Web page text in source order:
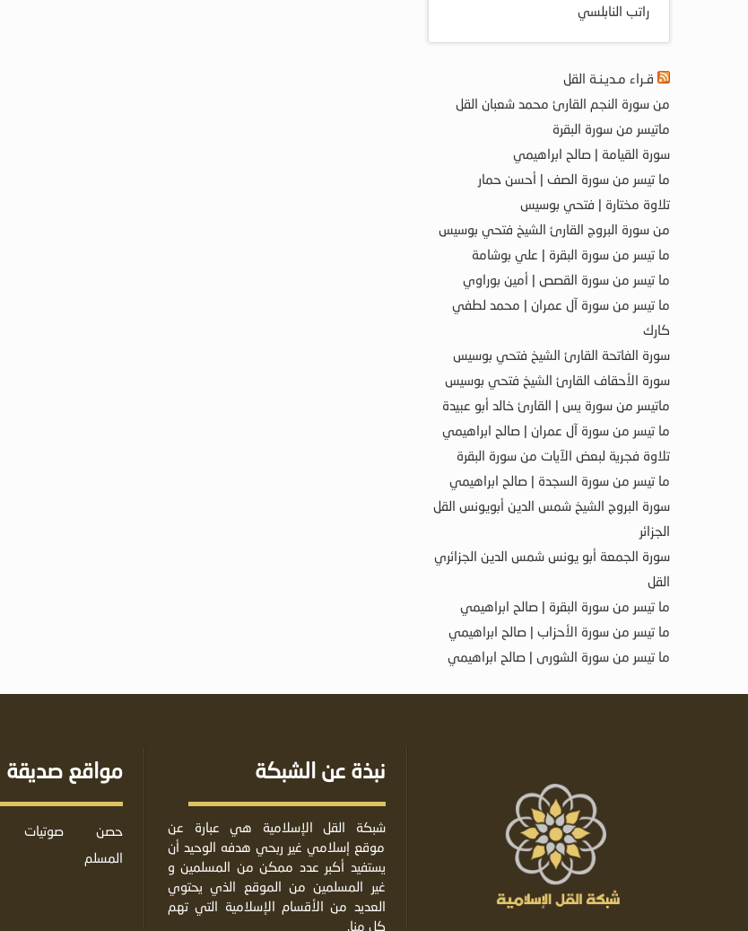
راتب النابلسي
قـراء مـديـنـة القل
من سورة النجم القارئ محمد شعبان القل
ماتيسر من سورة البقرة
سورة القيامة | صالح ابراهيمي
ما تيسر من سورة الصف | أحسن حمار
تلاوة مختارة | فتحي بوسيس
من سورة البروج القارئ الشيخ فتحي بوسيس
ما تيسر من سورة البقرة | علي بوشامة
ما تيسر من سورة القصص | أمين بوراوي
ما تيسر من سورة آل عمران | محمد لطفي
كارك
سورة الفاتحة القارئ الشيخ فتحي بوسيس
سورة الأحقاف القارئ الشيخ فتحي بوسيس
ماتيسر من سورة يس | القارئ خالد أبو عبيدة
ما تيسر من سورة آل عمران | صالح ابراهيمي
تلاوة فجرية لبعض الآيات من سورة البقرة
ما تيسر من سورة السجدة | صالح ابراهيمي
سورة البروج الشيخ شمس الدين أبويونس القل
الجزائر
سورة الجمعة أبو يونس شمس الدين الجزائري
القل
ما تيسر من سورة البقرة | صالح ابراهيمي
ما تيسر من سورة الأحزاب | صالح ابراهيمي
ما تيسر من سورة الشورى | صالح ابراهيمي
نبذة عن الشبكة
شبكة القل الإسلامية هي عبارة عن
موقع إسلامي غير ربحي هدفه الوحيد أن
يستفيد أكبر عدد ممكن من المسلمين و
غير المسلمين من الموقع الذي يحتوي
العديد من الأقسام الإسلامية التي تهم
كل منا.
مواقع صديقة
حصن
المسلم
صوتيات